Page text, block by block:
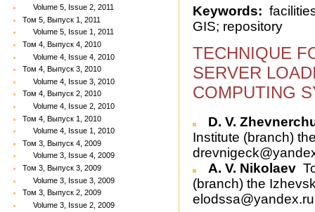
Volume 5, Issue 2, 2011
Том 5, Выпуск 1, 2011
Volume 5, Issue 1, 2011
Том 4, Выпуск 4, 2010
Volume 4, Issue 4, 2010
Том 4, Выпуск 3, 2010
Volume 4, Issue 3, 2010
Том 4, Выпуск 2, 2010
Volume 4, Issue 2, 2010
Том 4, Выпуск 1, 2010
Volume 4, Issue 1, 2010
Том 3, Выпуск 4, 2009
Volume 3, Issue 4, 2009
Том 3, Выпуск 3, 2009
Volume 3, Issue 3, 2009
Том 3, Выпуск 2, 2009
Volume 3, Issue 2, 2009
Keywords:
GIS; repository
TECHNIQUE
SERVER
COMPUTING
D. V.
Institute (branch)
A. V. Nikolaev
(branch) the
elodssa@yandex.ru